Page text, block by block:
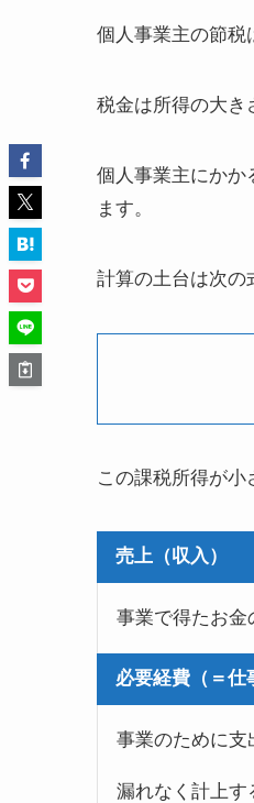
個人事業主の節税
税金は所得の大き
個人事業主にかか
ます。
計算の土台は次の
この課税所得が小
売上（収入）
事業で得たお金
必要経費（＝仕
事業のために支
漏れなく計上す